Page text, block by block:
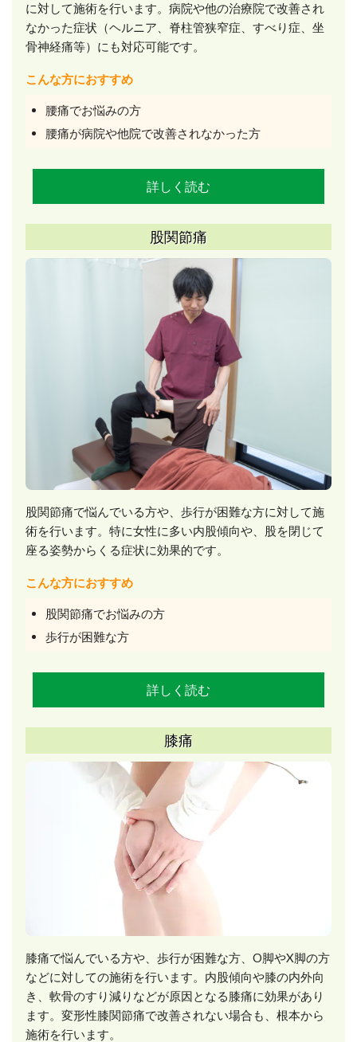
に対して施術を行います。病院や他の治療院で改善され
なかった症状（ヘルニア、脊柱管狭窄症、すべり症、坐
骨神経痛等）にも対応可能です。
こんな方におすすめ
腰痛でお悩みの方
腰痛が病院や他院で改善されなかった方
詳しく読む
股関節痛
股関節痛で悩んでいる方や、歩行が困難な方に対して施
術を行います。特に女性に多い内股傾向や、股を閉じて
座る姿勢からくる症状に効果的です。
こんな方におすすめ
股関節痛でお悩みの方
歩行が困難な方
詳しく読む
膝痛
膝痛で悩んでいる方や、歩行が困難な方、O脚やX脚の方
などに対しての施術を行います。内股傾向や膝の内外向
き、軟骨のすり減りなどが原因となる膝痛に効果があり
ます。変形性膝関節痛で改善されない場合も、根本から
施術を行います。